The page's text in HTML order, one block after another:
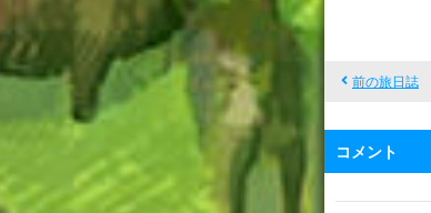
前の旅日誌
コメント